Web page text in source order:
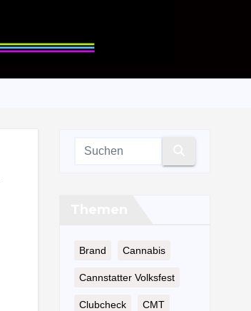
Brand Cannabis
Cannstatter Volksfest
Clubcheck CMT